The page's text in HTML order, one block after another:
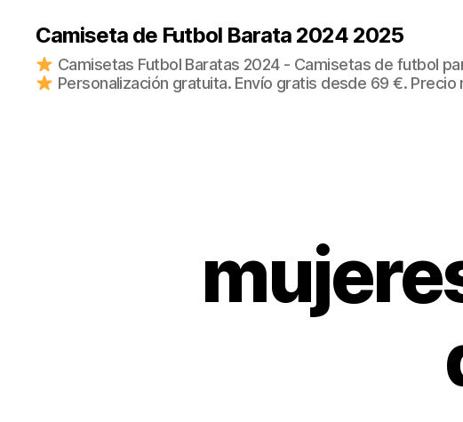
Camiseta de Futbol Barata 2024 2025
Camisetas Futbol Baratas 2024 - Camisetas de futbol
Personalización gratuita. Envío gratis desde 69 €. Precio